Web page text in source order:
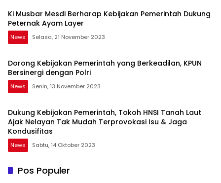
Ki Musbar Mesdi Berharap Kebijakan Pemerintah Dukung
Peternak Ayam Layer
News Selasa, 21 November 2023
Dorong Kebijakan Pemerintah yang Berkeadilan, KPUN
Bersinergi dengan Polri
News Senin, 13 November 2023
Dukung Kebijakan Pemerintah, Tokoh HNSI Tanah Laut
Ajak Nelayan Tak Mudah Terprovokasi Isu & Jaga
Kondusifitas
News Sabtu, 14 Oktober 2023
Pos Populer